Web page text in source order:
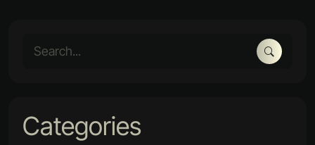
Categories